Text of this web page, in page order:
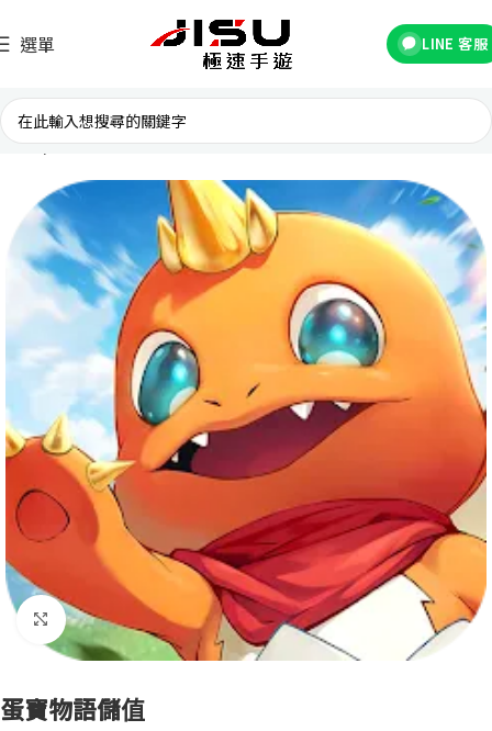
選單 LINE 客服
首頁 台灣遊戲
點擊放大
蛋寶物語儲值